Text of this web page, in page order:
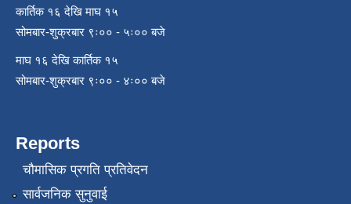
कार्तिक १६ देखि माघ १५
सोमबार-शुक्रबार ९ः०० - ५ः०० बजे
माघ १६ देखि कार्तिक १५
सोमबार-शुक्रबार ९ः०० - ४ः०० बजे
Reports
चौमासिक प्रगति प्रतिवेदन
सार्वजनिक सुनुवाई